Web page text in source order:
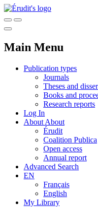
Main Menu
Publication types
Journals
Theses and
Books and
Research reports
Log In
About About
Érudit
Coalition Publica
Open access
Annual report
Advanced Search
EN
Français
English
My Library